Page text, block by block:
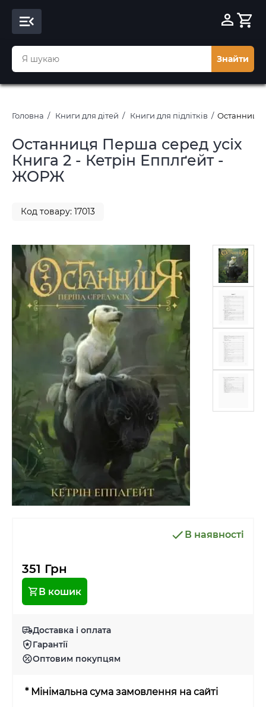
Знайти
Головна Книги для дітей Книги для підлітків Останниця
Останниця Перша серед усіх
Книга 2 - Кетрін Епплґейт -
ЖОРЖ
Код товару: 17013
В наявності
351 Грн
В кошик
Доставка і оплата
Гарантії
Оптовим покупцям
* Мінімальна сума замовлення на сайті